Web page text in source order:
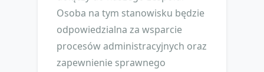
Osoba na tym stanowisku będzie
odpowiedzialna za wsparcie
procesów administracyjnych oraz
zapewnienie sprawnego